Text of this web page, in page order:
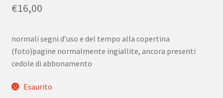
€16,00
normali segni d’uso e del tempo alla copertina
(foto)pagine normalmente ingiallite, ancora presenti
cedole di abbonamento
Esaurito